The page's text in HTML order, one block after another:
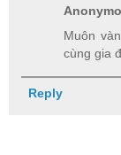
Muôn
cùng gia
Reply